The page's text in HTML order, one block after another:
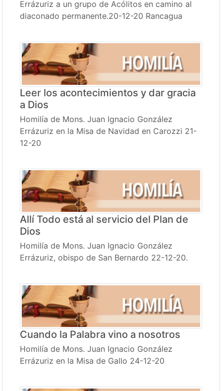
Errázuriz a un grupo de Acólitos en camino al
diaconado permanente.20-12-20 Rancagua
Leer los acontecimientos y dar gracia
a Dios
Homilía de Mons. Juan Ignacio González
Errázuriz en la Misa de Navidad en Carozzi 21-
12-20
Allí Todo está al servicio del Plan de
Dios
Homilía de Mons. Juan Ignacio González
Errázuriz, obispo de San Bernardo 22-12-20.
Cuando la Palabra vino a nosotros
Homilía de Mons. Juan Ignacio González
Errázuriz en la Misa de Gallo 24-12-20